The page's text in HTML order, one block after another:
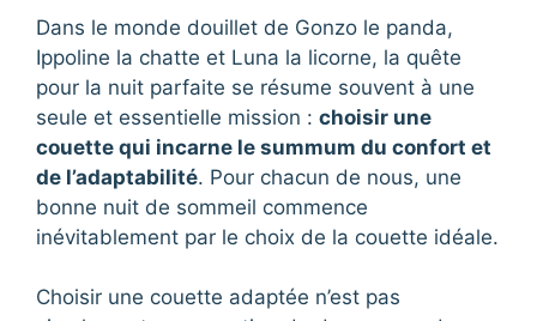
Dans le monde douillet de Gonzo le panda,
Ippoline la chatte et Luna la licorne, la quête
pour la nuit parfaite se résume souvent à une
seule et essentielle mission : choisir une
couette qui incarne le summum du confort et
de l’adaptabilité. Pour chacun de nous, une
bonne nuit de sommeil commence
inévitablement par le choix de la couette idéale.
Choisir une couette adaptée n’est pas